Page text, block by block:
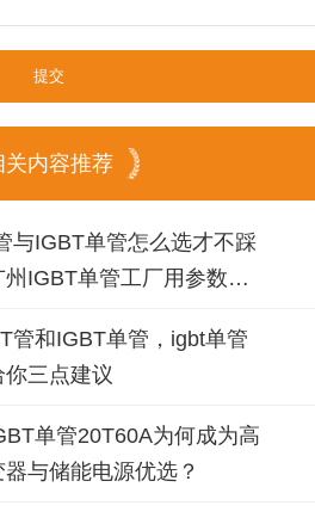
关内容推荐
与IGBT单管怎么选才不踩
州IGBT单管工厂用参数说
管和IGBT单管，igbt单管
你三点建议
单管20T60A为何成为高
与储能电源优选？